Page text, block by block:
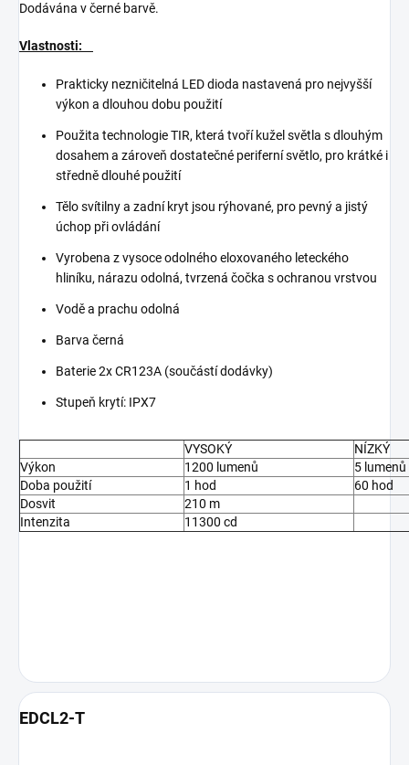
Dodávána v černé barvě.
Vlastnosti:
Prakticky nezničitelná LED dioda nastavená pro nejvyšší
výkon a dlouhou dobu použití
Použita technologie TIR, která tvoří kužel světla s dlouhým
dosahem a zároveň dostatečné periferní světlo, pro krátké i
středně dlouhé použití
Tělo svítilny a zadní kryt jsou rýhované, pro pevný a jistý
úchop při ovládání
Vyrobena z vysoce odolného eloxovaného leteckého
hliníku, nárazu odolná, tvrzená čočka s ochranou vrstvou
Vodě a prachu odolná
Barva černá
Baterie 2x CR123A (součástí dodávky)
Stupeň krytí: IPX7
VYSOKÝ
NÍZKÝ
Výkon
1200 lumenů
5 lumenů
Doba použití
1 hod
60 hod
Dosvit
210 m
Intenzita
11300 cd
EDCL2-T